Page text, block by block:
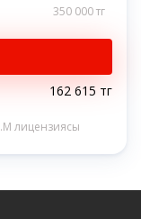
350 000 тг
162 615 тг
лицензиясы